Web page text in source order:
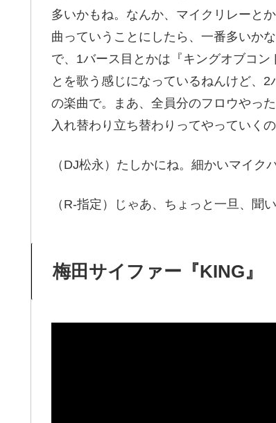
多いかもね。なんか、マイクリレーと
曲っていうことにしたら、一番多いか
で、1バース目とかは『キングオブコ
とを歌う感じになっているねんけど、
の楽曲で。まあ、全員分のフロウやっ
入れ替わり立ち替わりってやっていく
（DJ松永）たしかにね。細かいマイク
（R-指定）じゃあ、ちょっと一旦、聞
梅田サイファー『KING』